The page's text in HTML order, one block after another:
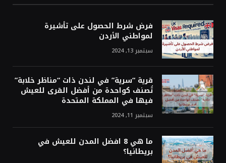
فرض شرط الحصول على تأشيرة
لمواطني الأردن
سبتمبر 13, 2024
قرية “سرية” في لندن ذات “مناظر خلابة”
تُصنف كواحدة من أفضل القرى للعيش
فيها في المملكة المتحدة
سبتمبر 11, 2024
ما هي 8 افضل المدن للعيش في
بريطانيا؟